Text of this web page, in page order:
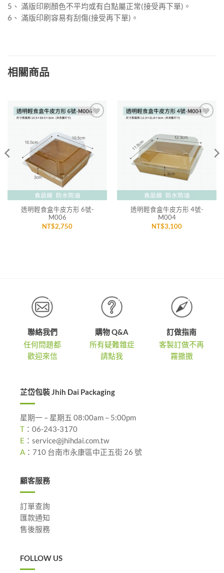
5、 滿版印刷顏色不平均或有白點屬正常(接受再下單)。
6、 滿版印刷容易有刮傷(接受再下單)。
相關商品
透明輕食盒牛皮方形 6號-
M006
NT$2,750
單」
透明輕食盒牛皮方形 4號-
M004
NT$3,100
聯絡我們
任何問題都
歡迎來信
購物 Q&A
所有疑難雜症
請點我
訂做指南
客製訂做不再
霧撒撒
芷岱包裝 Jhih Dai Packaging
星期一 – 星期五 08:00am – 5:00pm
T ： 06-243-3170
E ： service@jhihdai.com.tw
A ： 710 台南市永康區中正五街 26 號
顧客服務
訂單查詢
匯款通知
售後服務
FOLLOW US